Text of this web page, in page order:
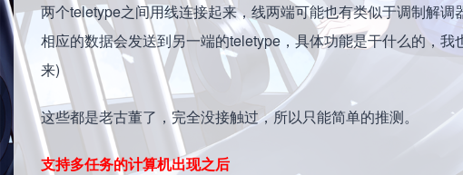
两个teletype之间用线连接起来，线两端可能也有类似于调制解
相应的数据会发送到另一端的teletype，具体功能是干什么的，
来)
这些都是老古董了，完全没接触过，所以只能简单的推测。
支持多任务的计算机出现之后